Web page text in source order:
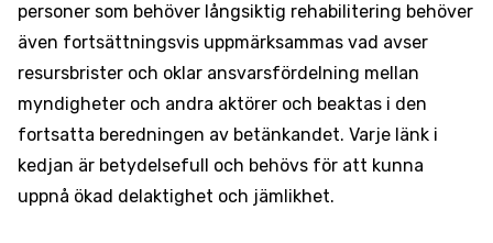
personer som behöver långsiktig rehabilitering behöver
även fortsättningsvis uppmärksammas vad avser
resursbrister och oklar ansvarsfördelning mellan
myndigheter och andra aktörer och beaktas i den
fortsatta beredningen av betänkandet. Varje länk i
kedjan är betydelsefull och behövs för att kunna
uppnå ökad delaktighet och jämlikhet.